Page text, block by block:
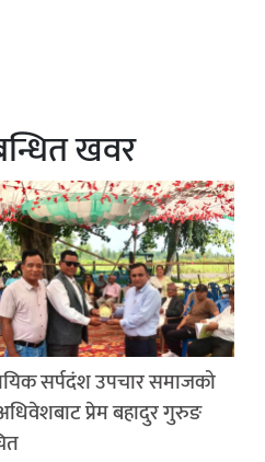
खवर
सर्पदंश उपचार समाजको
अधिवेशबाट प्रेम बहादुर गुरुङ